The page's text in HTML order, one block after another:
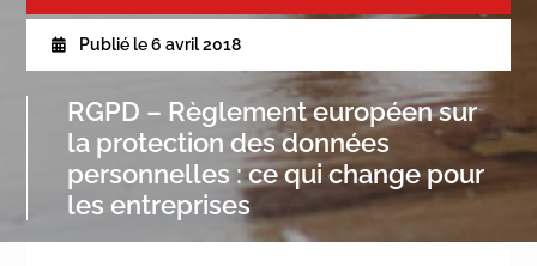
Publié le 6 avril 2018
RGPD – Règlement européen sur
la protection des données
personnelles : ce qui change pour
les entreprises